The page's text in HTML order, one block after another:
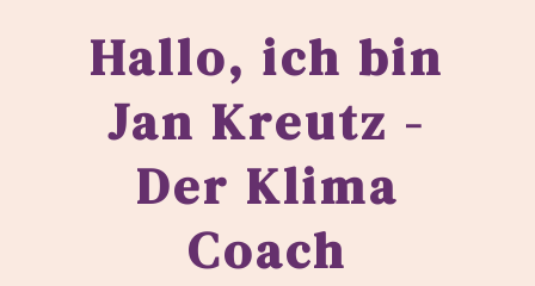
Hallo, ich bin
Jan Kreutz -
Der Klima
Coach